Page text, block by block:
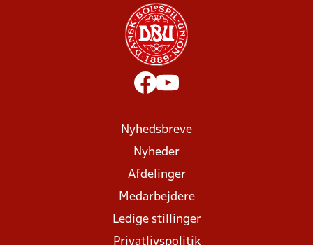
Nyhedsbreve
Nyheder
Afdelinger
Medarbejdere
Ledige stillinger
Privatlivspolitik